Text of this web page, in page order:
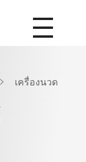
เครื่องนวด